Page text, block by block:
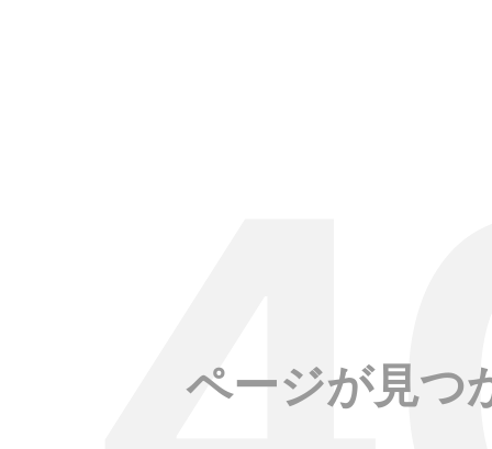
ページが見つ